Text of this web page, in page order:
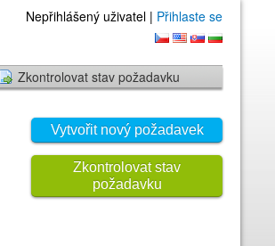
Nepřihlášený uživatel | Přihlaste se
Zkontrolovat stav požadavku
Vytvořit nový požadavek
Zkontrolovat stav
požadavku